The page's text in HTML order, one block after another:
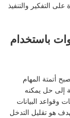
التفكير والتنفيذ
باستخدام
أتمتة المهام
إلى حل يمكنه
وقواعد البيانات
هو تقليل التدخل